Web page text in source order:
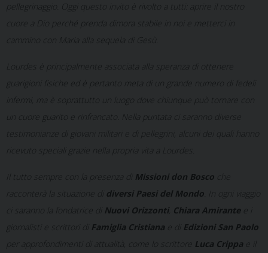
cammino con Maria alla sequela di Gesù.
un cuore guarito e rinfrancato. Nella puntata ci saranno diverse
Missioni don Bosco
diversi Paesi del Mondo
Nuovi Orizzonti, Chiara Amirantee i
Famiglia Cristiana
Edizioni San Paolo
Luca Crippa